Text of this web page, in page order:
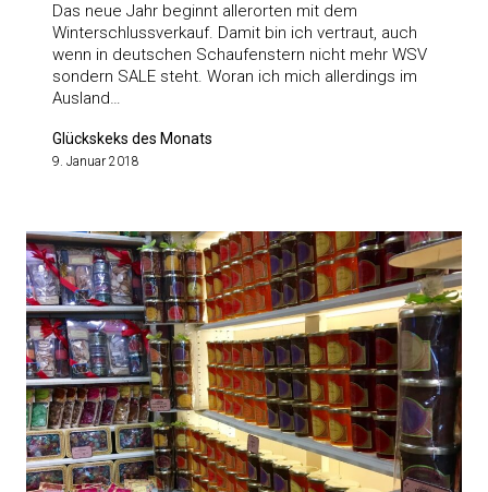
Das neue Jahr beginnt allerorten mit dem
Winterschlussverkauf. Damit bin ich vertraut, auch
wenn in deutschen Schaufenstern nicht mehr WSV
sondern SALE steht. Woran ich mich allerdings im
Ausland…
Glückskeks des Monats
9. Januar 2018